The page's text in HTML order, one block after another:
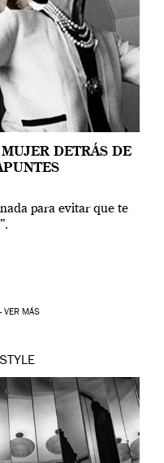
DETRÁS DE
para evitar que te
VER MÁS
STYLE